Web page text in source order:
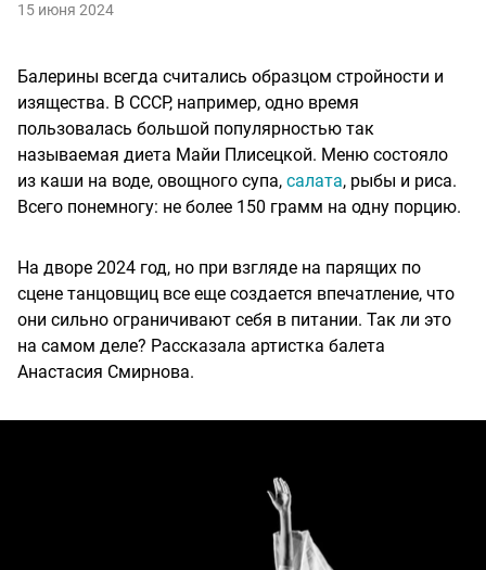
15 июня 2024
Балерины всегда считались образцом стройности и
изящества. В СССР, например, одно время
пользовалась большой популярностью так
называемая диета Майи Плисецкой. Меню состояло
из каши на воде, овощного супа, салата, рыбы и риса.
Всего понемногу: не более 150 грамм на одну порцию.
На дворе 2024 год, но при взгляде на парящих по
сцене танцовщиц все еще создается впечатление, что
они сильно ограничивают себя в питании. Так ли это
на самом деле? Рассказала артистка балета
Анастасия Смирнова.